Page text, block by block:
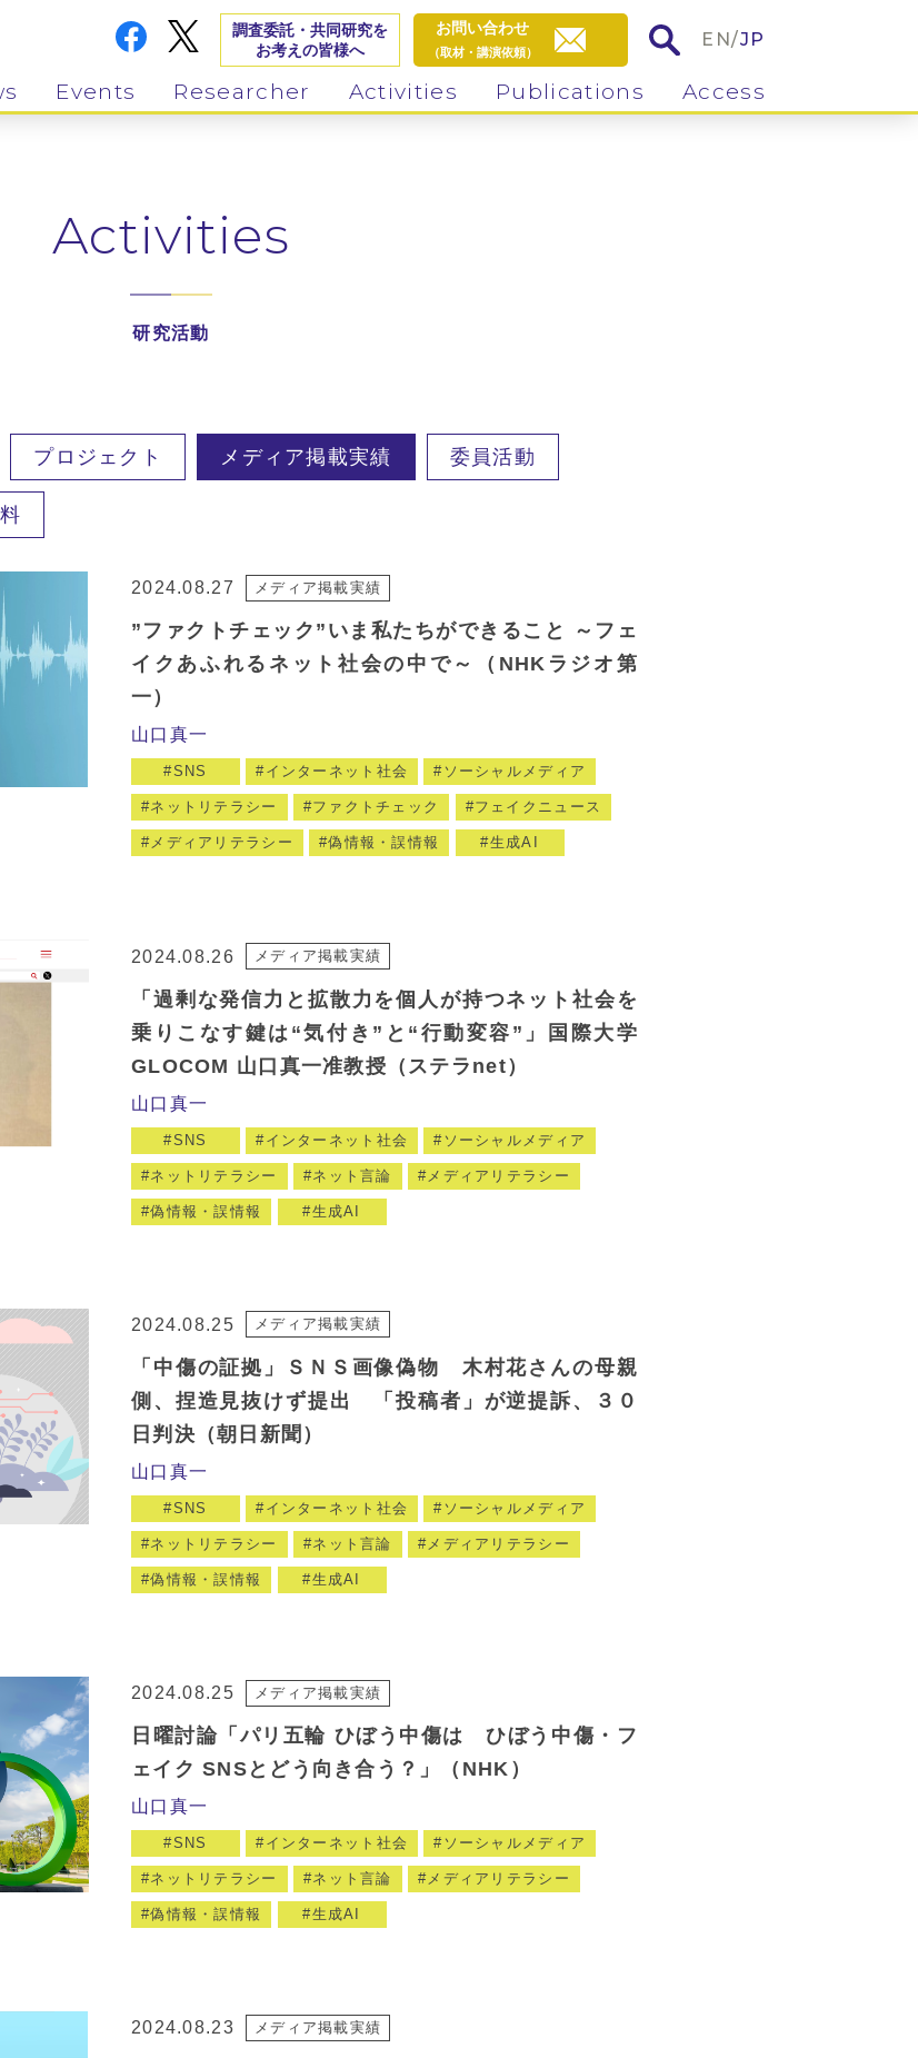
調査委託・共同研究を
お考えの皆様へ
お問い合わせ
（取材・講演依頼）
EN/JP
Events Researcher Activities Publications Access
Activities
研究活動
プロジェクト メディア掲載実績 委員活動
2024.08.27 メディア掲載実績
”ファクトチェック”いま私たちができること ～フェ
イクあふれるネット社会の中で～（NHKラジオ第
一）
山口真一
SNS インターネット社会 ソーシャルメディア
ネットリテラシー ファクトチェック フェイクニュース
メディアリテラシー 偽情報・誤情報 生成AI
2024.08.26 メディア掲載実績
「過剰な発信力と拡散力を個人が持つネット社会を
乗りこなす鍵は“気付き”と“行動変容”」国際大学
GLOCOM 山口真一准教授（ステラnet）
山口真一
SNS インターネット社会 ソーシャルメディア
ネットリテラシー ネット言論 メディアリテラシー
偽情報・誤情報 生成AI
2024.08.25 メディア掲載実績
「中傷の証拠」ＳＮＳ画像偽物 木村花さんの母親
側、捏造見抜けず提出 「投稿者」が逆提訴、３０
日判決（朝日新聞）
山口真一
SNS インターネット社会 ソーシャルメディア
ネットリテラシー ネット言論 メディアリテラシー
偽情報・誤情報 生成AI
2024.08.25 メディア掲載実績
日曜討論「パリ五輪 ひぼう中傷は ひぼう中傷・フ
ェイク SNSとどう向き合う？」（NHK）
山口真一
SNS インターネット社会 ソーシャルメディア
ネットリテラシー ネット言論 メディアリテラシー
偽情報・誤情報 生成AI
2024.08.23 メディア掲載実績